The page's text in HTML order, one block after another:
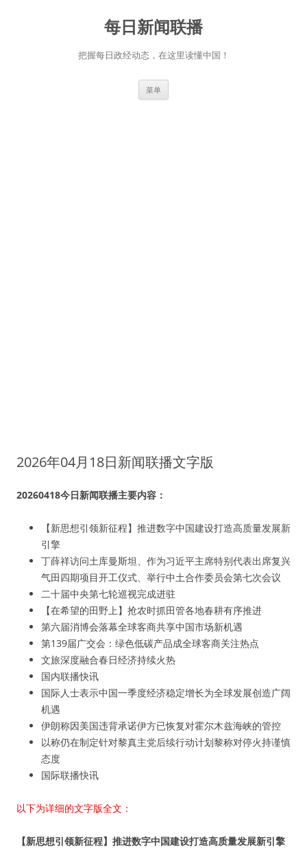
每日新闻联播
把握每日政经动态，在这里读懂中国！
菜单
2026年04月18日新闻联播文字版
20260418今日新闻联播主要内容：
【新思想引领新征程】推进数字中国建设打造高质量发展新
引擎
丁薛祥访问土库曼斯坦、作为习近平主席特别代表出席复兴
气田四期项目开工仪式、举行中土合作委员会第七次会议
二十届中央第七轮巡视完成进驻
【在希望的田野上】抢农时抓田管各地春耕有序推进
第六届消博会落幕全球客商共享中国市场新机遇
第139届广交会：绿色低碳产品成全球客商关注热点
文旅深度融合春日经济持续火热
国内联播快讯
国际人士表示中国一季度经济稳定增长为全球发展创造广阔
机遇
伊朗称因美国违背承诺伊方已恢复对霍尔木兹海峡的管控
以称仍在制定针对黎真主党后续行动计划黎称对停火持谨慎
态度
国际联播快讯
以下为详细的文字版全文：
【新思想引领新征程】推进数字中国建设打造高质量发展新引擎